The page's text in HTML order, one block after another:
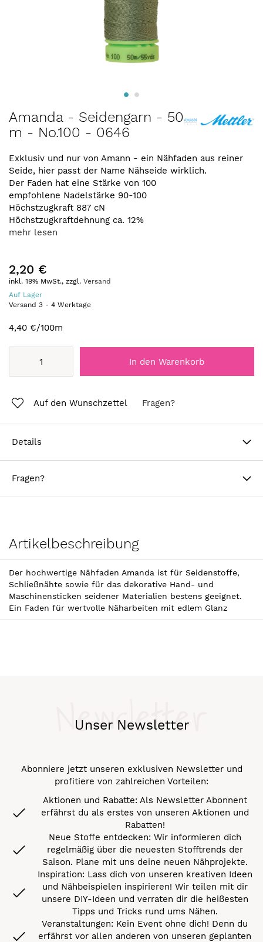
Anfang
der
springen
Amanda - Seidengarn - 50
m - No.100 - 0646
Exklusiv und nur von Amann - ein Nähfaden aus reiner
Seide, hier passt der Name Nähseide wirklich.
Der Faden hat eine Stärke von 100
empfohlene Nadelstärke 90-100
Höchstzugkraft 887 cN
Höchstzugkraftdehnung ca. 12%
mehr lesen
2,20 €
inkl. 19% MwSt., zzgl. Versand
Auf Lager
Versand 3 - 4 Werktage
4,40 €/100m
In den Warenkorb
Auf den Wunschzettel Fragen?
Details
Fragen?
Artikelbeschreibung
Der hochwertige Nähfaden Amanda ist für Seidenstoffe,
Schließnähte sowie für das dekorative Hand- und
Maschinensticken seidener Materialien bestens geeignet.
Ein Faden für wertvolle Näharbeiten mit edlem Glanz
Unser Newsletter
Newsletter
Abonniere jetzt unseren exklusiven Newsletter und
profitiere von zahlreichen Vorteilen:
Aktionen und Rabatte: Als Newsletter Abonnent
erfährst du als erstes von unseren Aktionen und
Rabatten!
Neue Stoffe entdecken: Wir informieren dich
regelmäßig über die neuesten Stofftrends der
Saison. Plane mit uns deine neuen Nähprojekte.
Inspiration: Lass dich von unseren kreativen Ideen
und Nähbeispielen inspirieren! Wir teilen mit dir
unsere DIY-Ideen und verraten dir die heißesten
Tipps und Tricks rund ums Nähen.
Veranstaltungen: Kein Event ohne dich! Denn du
erfährst vor allen anderen von unseren geplanten